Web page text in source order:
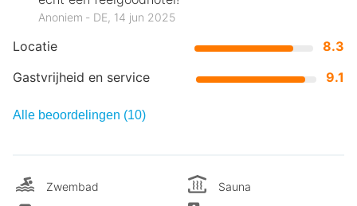
Locatie
8.3
Gastvrijheid en service
9.1
Anoniem ‐ DE, 14 jun 2025
Alle beoordelingen (10)
Zwembad
Sauna